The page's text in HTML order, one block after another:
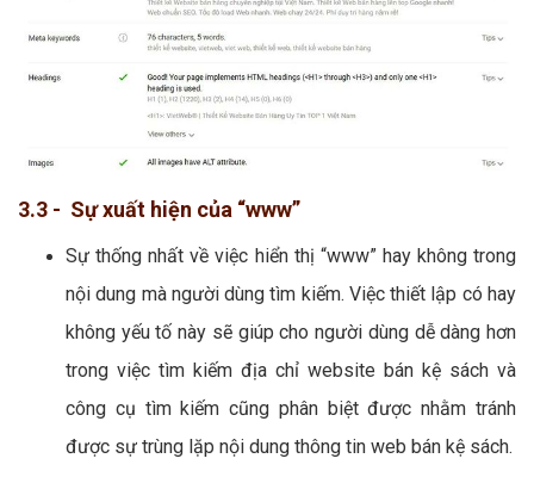
3.3 - Sự xuất hiện của “www”
Sự thống nhất về việc hiển thị “www” hay không trong
nội dung mà người dùng tìm kiếm. Việc thiết lập có hay
không yếu tố này sẽ giúp cho người dùng dễ dàng hơn
trong việc tìm kiếm địa chỉ website bán kệ sách và
công cụ tìm kiếm cũng phân biệt được nhằm tránh
được sự trùng lặp nội dung thông tin web bán kệ sách.